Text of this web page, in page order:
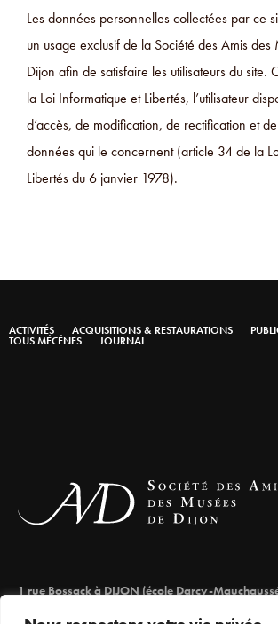
Les données personnelles collectées par ce
un usage exclusif de la Société des Amis des
Dijon afin de satisfaire les utilisateurs du site.
la Loi Informatique et Libertés, l’utilisateur
d’accès, de modification, de rectification et
données qui le concernent (article 34 de la
Libertés du 6 janvier 1978).
ACTIVITÉS ACQUISITIONS & RESTAURATIONS
TOUS MÉCÉNES JOURNAL
1 rue Bossack à DIJON (école Darcy-